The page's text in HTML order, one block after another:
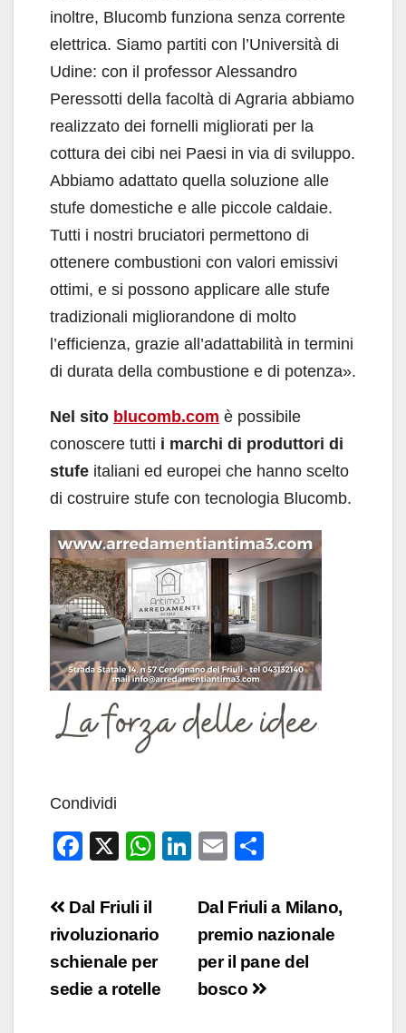
inoltre, Blucomb funziona senza corrente
elettrica. Siamo partiti con l’Università di
Udine: con il professor Alessandro
Peressotti della facoltà di Agraria abbiamo
realizzato dei fornelli migliorati per la
cottura dei cibi nei Paesi in via di sviluppo.
Abbiamo adattato quella soluzione alle
stufe domestiche e alle piccole caldaie.
Tutti i nostri bruciatori permettono di
ottenere combustioni con valori emissivi
ottimi, e si possono applicare alle stufe
tradizionali migliorandone di molto
l’efficienza, grazie all’adattabilità in termini
di durata della combustione e di potenza».
Nel sito blucomb.com è possibile
conoscere tutti i marchi di produttori di
stufe italiani ed europei che hanno scelto
di costruire stufe con tecnologia Blucomb.
Condividi
F
c
e
b
o
X
W
s
A
p
Li
k
e
dI
n
E
ail n
di
vi
di
Navigazione
articoli
Dal Friuli a Milano,
premio nazionale
per il pane del
bosco
Dal Friuli il
rivoluzionario
schienale per
sedie a rotelle